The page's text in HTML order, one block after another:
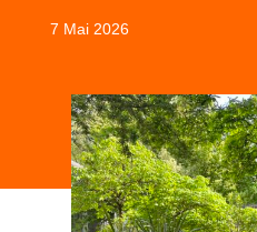
7 Mai 2026